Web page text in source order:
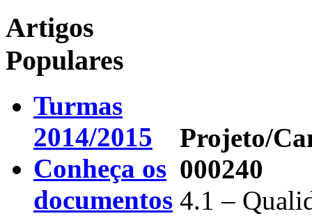
Projeto/
000240
4.1 –
Artigos
Populares
Turmas
2014/2015
Conheça os
documentos